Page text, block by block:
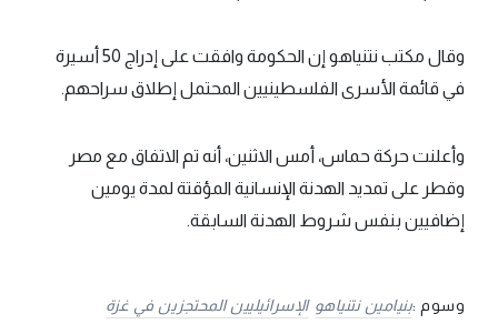
وقال مكتب نتنياهو إن الحكومة وافقت على إدراج 50 أسيرة
في قائمة الأسرى الفلسطينيين المحتمل إطلاق سراحهم.
وأعلنت حركة حماس، أمس الاثنين، أنه تم الاتفاق مع مصر
وقطر على تمديد الهدنة الإنسانية المؤقتة لمدة يومين
إضافيين بنفس شروط الهدنة السابقة.
وسوم :بنيامين نتنياهو الإسرائيليين المحتجزين في غزة